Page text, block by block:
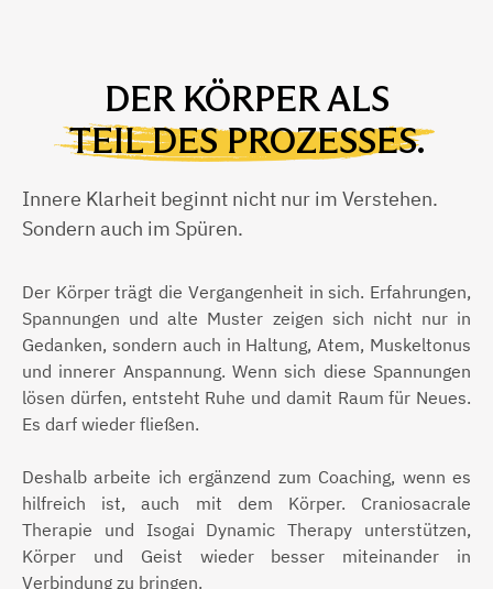
DER KÖRPER ALS
TEIL DES PROZESSES.
Innere Klarheit beginnt nicht nur im Verstehen.
Sondern auch im Spüren.
Der Körper trägt die Vergangenheit in sich. Erfahrungen,
Spannungen und alte Muster zeigen sich nicht nur in
Gedanken, sondern auch in Haltung, Atem, Muskeltonus
und innerer Anspannung. Wenn sich diese Spannungen
lösen dürfen, entsteht Ruhe und damit Raum für Neues.
Es darf wieder fließen.
Deshalb arbeite ich ergänzend zum Coaching, wenn es
hilfreich ist, auch mit dem Körper. Craniosacrale
Therapie und Isogai Dynamic Therapy unterstützen,
Körper und Geist wieder besser miteinander in
Verbindung zu bringen.